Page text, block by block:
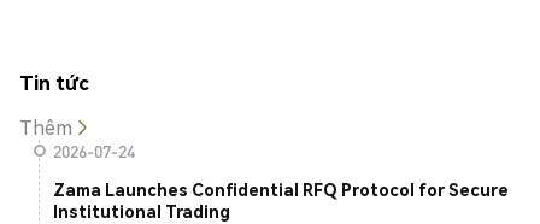
Tin tức
Thêm
2026-07-24
Zama Launches Confidential RFQ Protocol for Secure
Institutional Trading